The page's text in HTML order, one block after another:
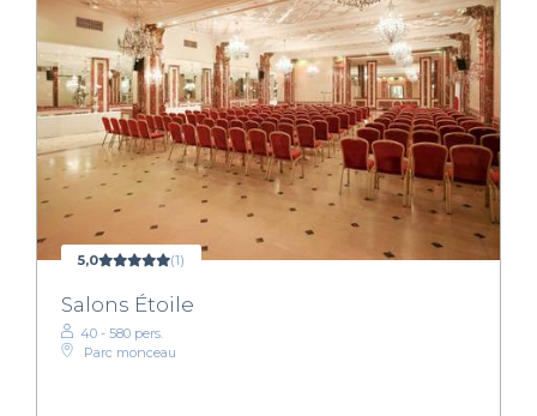
5,0 (1)
Salons Étoile
40 - 580 pers.
Parc monceau